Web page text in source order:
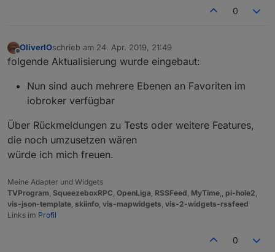
0
Offline
OliverIOschrieb am 24. Apr. 2019, 21:49
zuletzt editiert von
folgende Aktualisierung wurde eingebaut:
Nun sind auch mehrere Ebenen an Favoriten im
iobroker verfügbar
Über Rückmeldungen zu Tests oder weitere Features,
die noch umzusetzen wären
würde ich mich freuen.
Meine Adapter und Widgets
TVProgram SqueezeboxRPC OpenLiga RSSFeed MyTime pi-hole2
vis-json-template skiinfo vis-mapwidgets vis-2-widgets-rssfeed
Links im Profil
0